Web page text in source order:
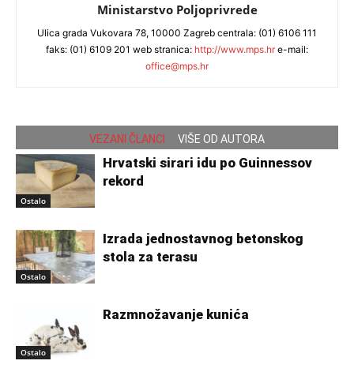
Ministarstvo Poljoprivrede
Ulica grada Vukovara 78, 10000 Zagreb centrala: (01) 6106 111
faks: (01) 6109 201 web stranica: http://www.mps.hre-mail:
office@mps.hr
VEZANI ČLANCI VIŠE OD AUTORA
Ostalo
Hrvatski sirari idu po Guinnessov
rekord
Ostalo
Izrada jednostavnog betonskog
stola za terasu
Ostalo
Razmnožavanje kunića